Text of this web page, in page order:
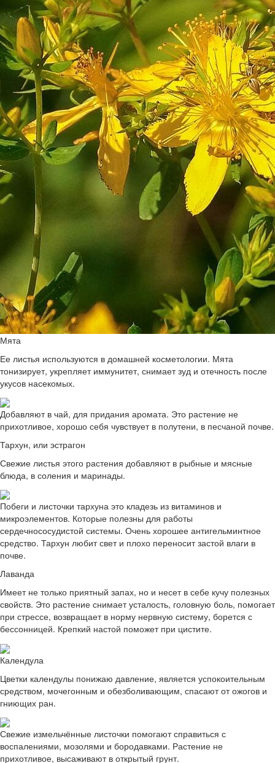
Мята
Ее листья используются в домашней косметологии. Мята
тонизирует, укрепляет иммунитет, снимает зуд и отечность после
укусов насекомых.
Добавляют в чай, для придания аромата. Это растение не
прихотливое, хорошо себя чувствует в полутени, в песчаной почве.
Тархун, или эстрагон
Свежие листья этого растения добавляют в рыбные и мясные
блюда, в соления и маринады.
Побеги и листочки тархуна это кладезь из витаминов и
микроэлементов. Которые полезны для работы
сердечнососудистой системы. Очень хорошее антигельминтное
средство. Тархун любит свет и плохо переносит застой влаги в
почве.
Лаванда
Имеет не только приятный запах, но и несет в себе кучу полезных
свойств. Это растение снимает усталость, головную боль, помогает
при стрессе, возвращает в норму нервную систему, борется с
бессонницей. Крепкий настой поможет при цистите.
Календула
Цветки календулы понижаю давление, является успокоительным
средством, мочегонным и обезболивающим, спасают от ожогов и
гниющих ран.
Свежие измельчённые листочки помогают справиться с
воспалениями, мозолями и бородавками. Растение не
прихотливое, высаживают в открытый грунт.